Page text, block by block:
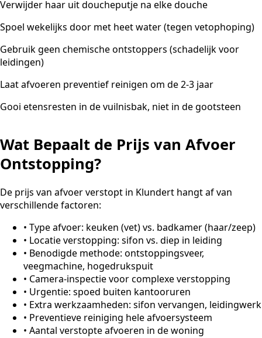
Verwijder haar uit doucheputje na elke douche
Spoel wekelijks door met heet water (tegen vetophoping)
Gebruik geen chemische ontstoppers (schadelijk voor
leidingen)
Laat afvoeren preventief reinigen om de 2-3 jaar
Gooi etensresten in de vuilnisbak, niet in de gootsteen
Wat Bepaalt de Prijs van Afvoer
Ontstopping?
De prijs van afvoer verstopt in Klundert hangt af van
verschillende factoren:
• Type afvoer: keuken (vet) vs. badkamer (haar/zeep)
• Locatie verstopping: sifon vs. diep in leiding
• Benodigde methode: ontstoppingsveer,
veegmachine, hogedrukspuit
• Camera-inspectie voor complexe verstopping
• Urgentie: spoed buiten kantooruren
• Extra werkzaamheden: sifon vervangen, leidingwerk
• Preventieve reiniging hele afvoersysteem
• Aantal verstopte afvoeren in de woning